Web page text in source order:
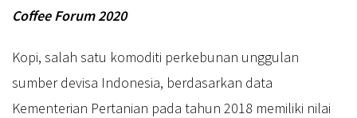
Coffee Forum 2020
Kopi, salah satu komoditi perkebunan unggulan
sumber devisa Indonesia, berdasarkan data
Kementerian Pertanian pada tahun 2018 memiliki nilai